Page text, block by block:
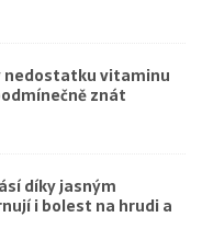
nedostatku vitaminu
znát
díky jasným
i bolest na hrudi a